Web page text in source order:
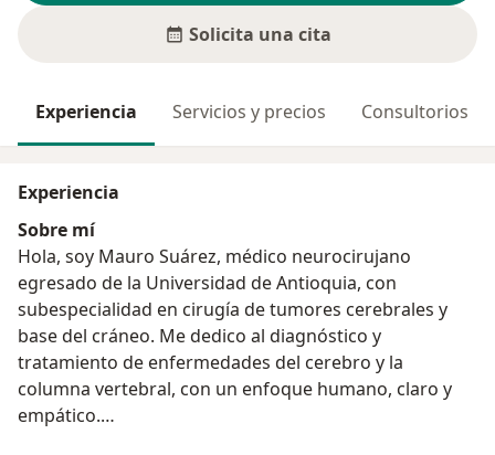
Solicita una cita
Experiencia Servicios y precios Consultorios
Experiencia
Sobre mí
Hola, soy Mauro Suárez, médico neurocirujano
egresado de la Universidad de Antioquia, con
subespecialidad en cirugía de tumores cerebrales y
base del cráneo. Me dedico al diagnóstico y
tratamiento de enfermedades del cerebro y la
columna vertebral, con un enfoque humano, claro y
empático.